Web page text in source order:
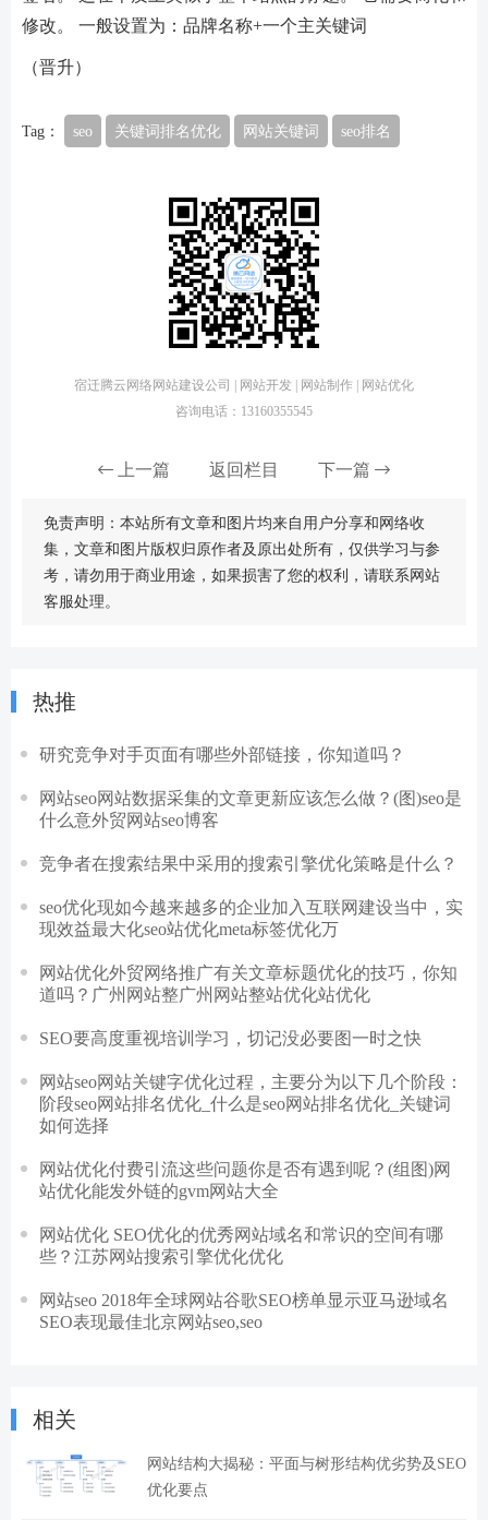
修改。 一般设置为：品牌名称+一个主关键词
（晋升）
Tag： seo 关键词排名优化 网站关键词 seo排名
宿迁腾云网络网站建设公司 | 网站开发 | 网站制作 | 网站优化
咨询电话：13160355545
上一篇 返回栏目 下一篇
免责声明：本站所有文章和图片均来自用户分享和网络收
集，文章和图片版权归原作者及原出处所有，仅供学习与参
考，请勿用于商业用途，如果损害了您的权利，请联系网站
客服处理。
热推
研究竞争对手页面有哪些外部链接，你知道吗？
网站seo网站数据采集的文章更新应该怎么做？(图)seo是
什么意外贸网站seo博客
竞争者在搜索结果中采用的搜索引擎优化策略是什么？
seo优化现如今越来越多的企业加入互联网建设当中，实
现效益最大化seo站优化meta标签优化万
网站优化外贸网络推广有关文章标题优化的技巧，你知
道吗？广州网站整广州网站整站优化站优化
SEO要高度重视培训学习，切记没必要图一时之快
网站seo网站关键字优化过程，主要分为以下几个阶段：
阶段seo网站排名优化_什么是seo网站排名优化_关键词
如何选择
网站优化付费引流这些问题你是否有遇到呢？(组图)网
站优化能发外链的gvm网站大全
网站优化 SEO优化的优秀网站域名和常识的空间有哪
些？江苏网站搜索引擎优化优化
网站seo 2018年全球网站谷歌SEO榜单显示亚马逊域名
SEO表现最佳北京网站seo,seo
相关
网站结构大揭秘：平面与树形结构优劣势及SEO
优化要点